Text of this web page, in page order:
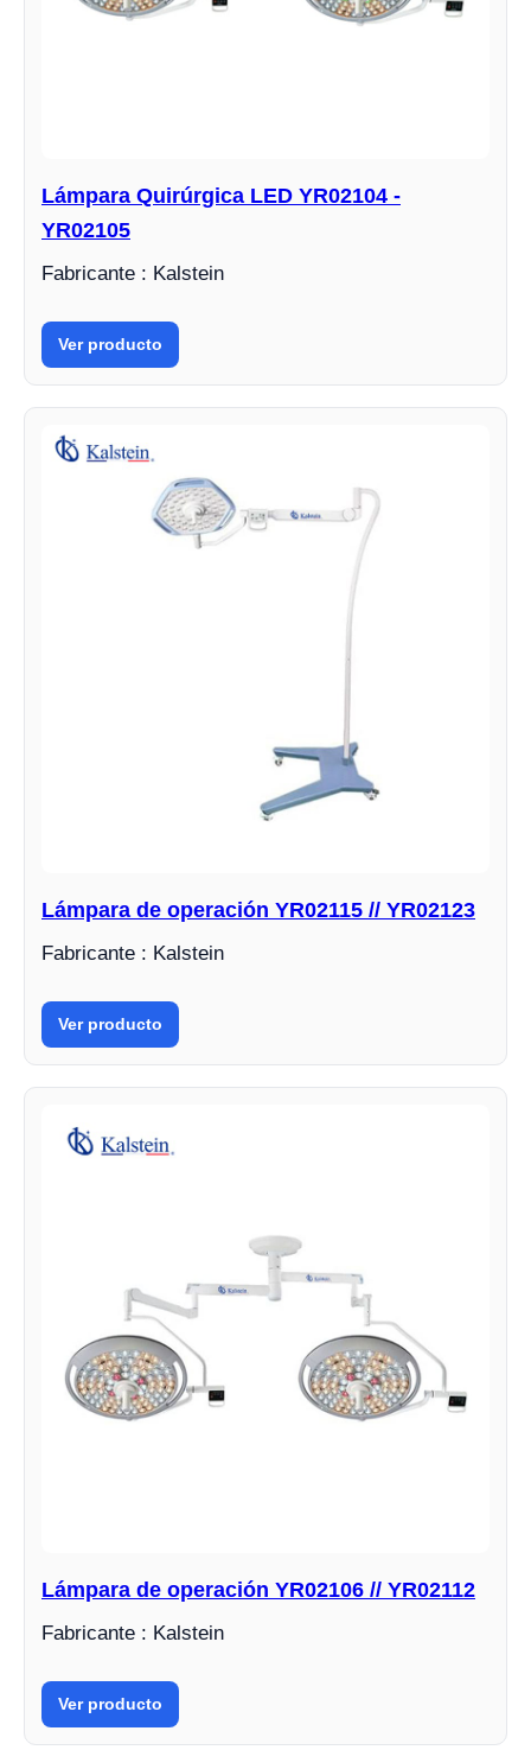
Lámpara Quirúrgica LED YR02104 -
YR02105
Fabricante : Kalstein
Ver producto
Lámpara de operación YR02115 // YR02123
Fabricante : Kalstein
Ver producto
Lámpara de operación YR02106 // YR02112
Fabricante : Kalstein
Ver producto